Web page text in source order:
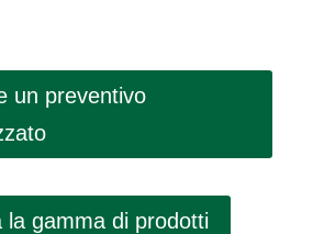
un preventivo
la gamma di prodotti